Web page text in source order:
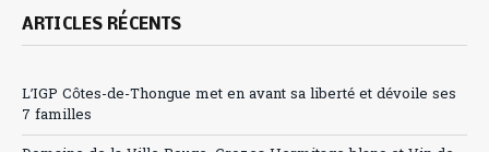
ARTICLES RÉCENTS
L’IGP Côtes-de-Thongue met en avant sa liberté et dévoile ses
7 familles